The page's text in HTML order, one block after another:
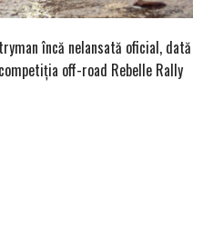
încă nelansată oficial, dată
off-road Rebelle Rally